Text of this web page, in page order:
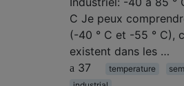
C Je peux
(-40 ° C et -55 ° C),
existent dans les …
37
temperature